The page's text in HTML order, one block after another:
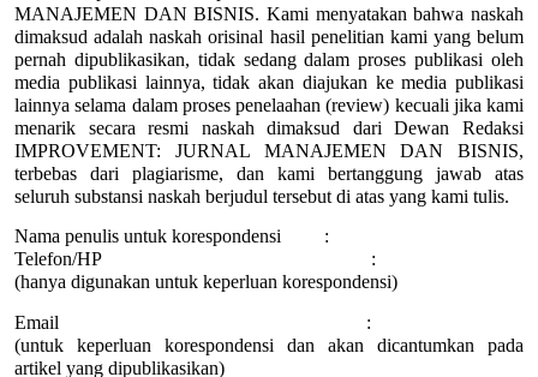
MANAJEMEN DAN BISNIS. Kami menyatakan bahwa naskah
dimaksud adalah naskah orisinal hasil penelitian kami yang belum
pernah dipublikasikan, tidak sedang dalam proses publikasi oleh
media publikasi lainnya, tidak akan diajukan ke media publikasi
lainnya selama dalam proses penelaahan (review) kecuali jika kami
menarik secara resmi naskah dimaksud dari Dewan Redaksi
IMPROVEMENT: JURNAL MANAJEMEN DAN BISNIS,
terbebas dari plagiarisme, dan kami bertanggung jawab atas
seluruh substansi naskah berjudul tersebut di atas yang kami tulis.
Nama penulis untuk korespondensi :
Telefon/HP :
(hanya digunakan untuk keperluan korespondensi)
Email :
(untuk keperluan korespondensi dan akan dicantumkan pada
artikel yang dipublikasikan)